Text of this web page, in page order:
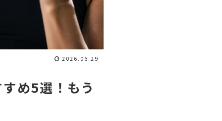
め5選！もう
2026.06.29